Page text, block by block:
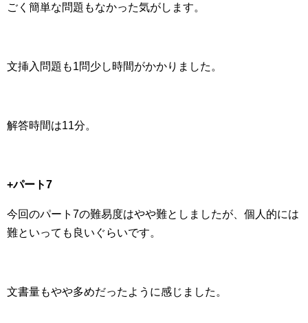
ごく簡単な問題もなかった気がします。
文挿入問題も1問少し時間がかかりました。
解答時間は11分。
+パート7
今回のパート7の難易度はやや難としましたが、個人的には
難といっても良いぐらいです。
文書量もやや多めだったように感じました。